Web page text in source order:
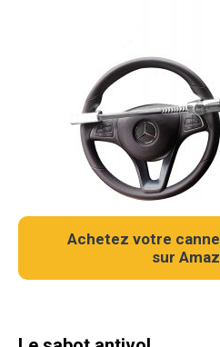
Achetez votre
sur